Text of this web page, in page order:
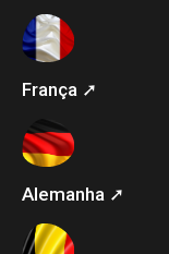
França ➚
Alemanha ➚